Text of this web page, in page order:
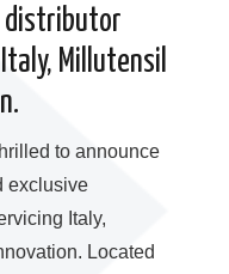
distributor
Millutensil
to announce
exclusive
Italy,
Located